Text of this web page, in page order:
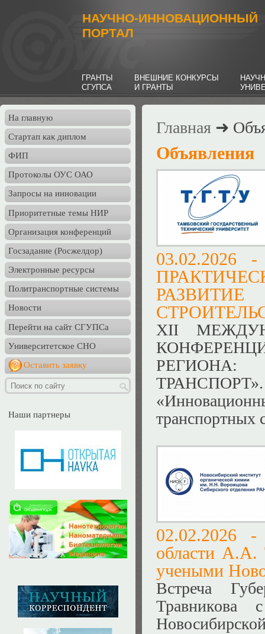
НАУЧНО-ИННОВАЦИОННЫЙ
ПОРТАЛ
ГРАНТЫ
СГУПСА
ВНЕШНИЕ КОНКУРСЫ
И ГРАНТЫ
На главную
Стартап как диплом
ФИП
Протоколы ОУС ОАО
Запросы на инновации
Приоритетные темы НИР
Организация конференций
Госзадание (Росжелдор)
Электронные ресурсы
Политранспортные системы
Новости
Перейти на сайт СГУПСа
Университетское СНО
Оставить заявку
Наши партнеры
Главная ➜
Объявления
03.02.2026
XII
РЕГИОНА:
транспортных
02.02.2026
области А.А.
учеными
Встреча
Травникова